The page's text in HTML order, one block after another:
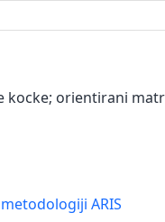
orientirani
ARIS